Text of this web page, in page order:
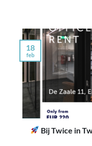
Bij Twice in
18
feb